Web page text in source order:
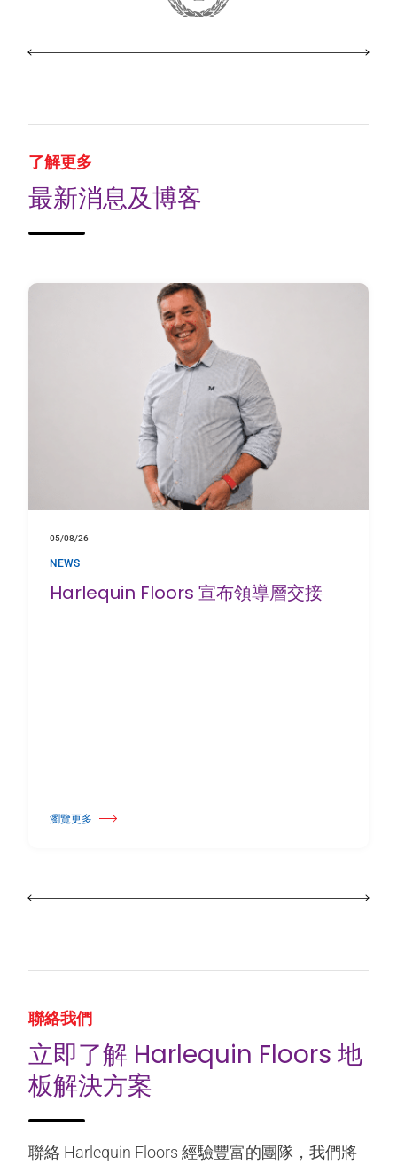
了解更多
最新消息及博客
05/08/26
NEWS
Harlequin Floors 宣布領導層交接
瀏覽更多
關於 Harlequin Floors 宣布領導層交接
聯絡我們
立即了解 Harlequin Floors 地
板解決方案
聯絡 Harlequin Floors 經驗豐富的團隊，我們將